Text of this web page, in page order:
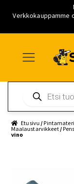
Verkkokauppamme
navigointiin
sisältöön
pääsisältöön
search
Etusivu /
Maalaustarvikkeet/
vino